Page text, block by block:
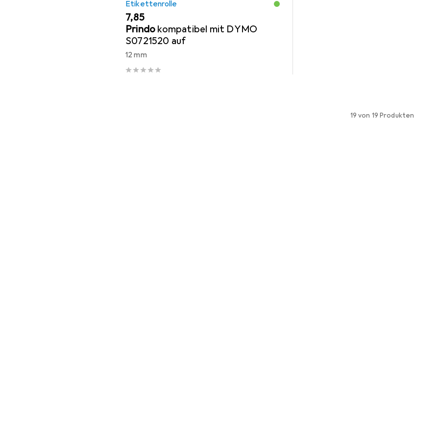
Etikettenrolle
EUR
7,85
Prindo kompatibel mit DYMO
S0721520 auf
12 mm
19 von 19 Produkten